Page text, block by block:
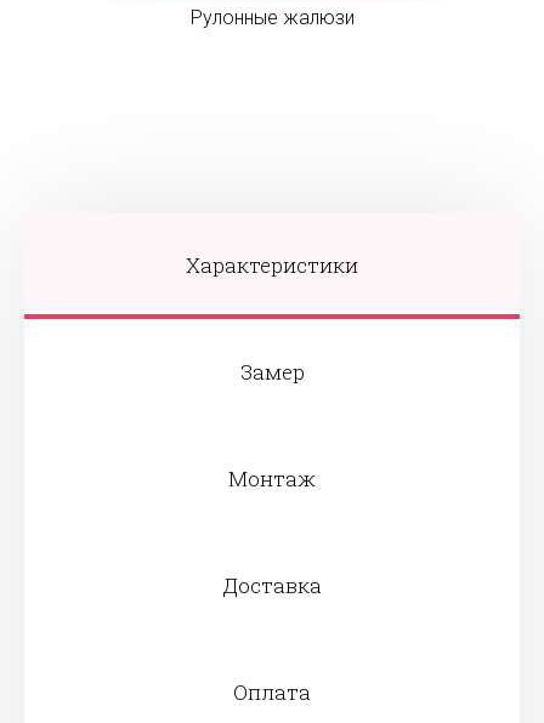
Рулонные жалюзи
Характеристики
Замер
Монтаж
Доставка
Оплата